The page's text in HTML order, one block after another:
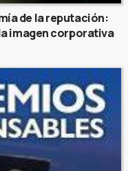
de la reputación:
imagen corporativa